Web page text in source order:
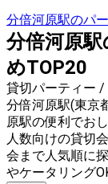
分倍河原駅のパ
分倍河原
めTOP20
貸切パーティー /
分倍河原駅(東京
原駅の便利でお
人数向けの貸切
会まで人気順に
やケータリング